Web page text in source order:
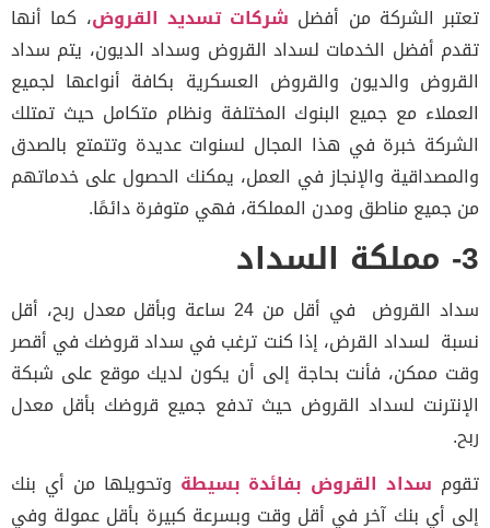
الشركة من أفضلشركات تسديد القروض، كما أنها
أفضل الخدمات لسداد القروض وسداد الديون، يتم سداد
والديون والقروض العسكرية بكافة أنواعها لجميع
مع جميع البنوك المختلفة ونظام متكامل حيث تمتلك
خبرة في هذا المجال لسنوات عديدة وتتمتع بالصدق
والإنجاز في العمل، يمكنك الحصول على خدماتهم
مناطق ومدن المملكة، فهي متوفرة دائمًا.
سداد القروض في أقل من 24 ساعة وبأقل معدل ربح، أقل
لسداد القرض، إذا كنت ترغب في سداد قروضك في أقصر
ممكن، فأنت بحاجة إلى أن يكون لديك موقع على شبكة
لسداد القروض حيث تدفع جميع قروضك بأقل معدل
سداد القروض بفائدة بسيطةوتحويلها من أي بنك
أي بنك آخر في أقل وقت وبسرعة كبيرة بأقل عمولة وفي